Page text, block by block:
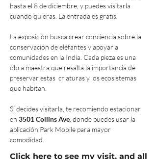
hasta el 8 de diciembre, y puedes visitarla
cuando quieras. La entrada es gratis.
La exposición busca crear conciencia sobre la
conservación de elefantes y apoyar a
comunidades en la India. Cada pieza es una
obra maestra que resalta la importancia de
preservar estas  criaturas y los ecosistemas
que habitan.
Si decides visitarla, te recomiendo estacionar
en 3501 Collins Ave , donde puedes usar la
aplicación Park Mobile para mayor
comodidad.
Click here to see my visit, and all